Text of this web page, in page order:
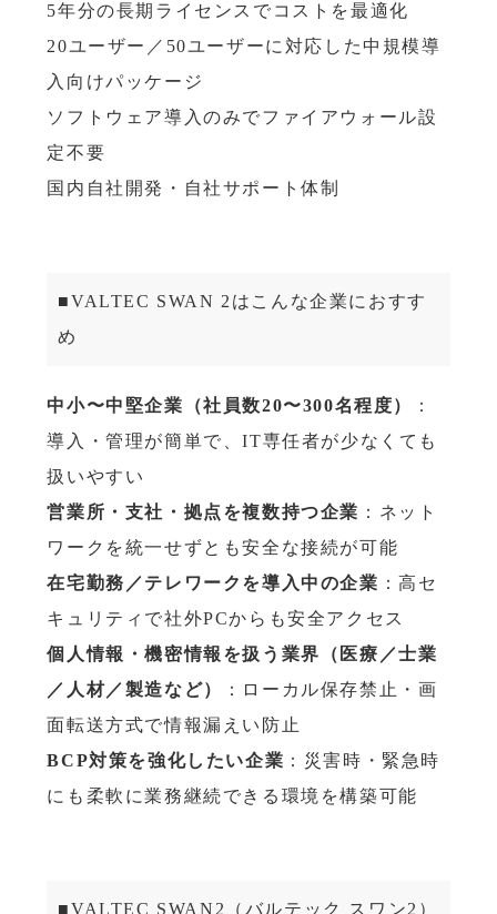
5年分の長期ライセンスでコストを最適化
20ユーザー／50ユーザーに対応した中規模導
入向けパッケージ
ソフトウェア導入のみでファイアウォール設
定不要
国内自社開発・自社サポート体制
■VALTEC SWAN 2はこんな企業におすす
め
中小〜中堅企業（社員数20〜300名程度）
：
導入・管理が簡単で、IT専任者が少なくても
扱いやすい
営業所・支社・拠点を複数持つ企業 ：ネット
ワークを統一せずとも安全な接続が可能
在宅勤務／テレワークを導入中の企業 ：高セ
キュリティで社外PCからも安全アクセス
個人情報・機密情報を扱う業界（医療／士業
／人材／製造など）
：ローカル保存禁止・画
面転送方式で情報漏えい防止
BCP対策を強化したい企業 ：災害時・緊急時
にも柔軟に業務継続できる環境を構築可能
■VALTEC SWAN2（バルテック スワン2）